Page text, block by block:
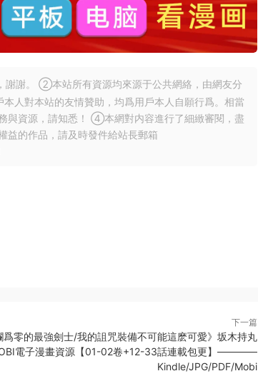
謝。 ②本站所有資源均來源于公共網絡，由網友分
人對本站的友情贊助，均爲用戶本人自願行爲。相當
與資源，請知悉！ ④本網對内容進行了細緻審閱，盡
益的作品，請及時發件給站長郵箱
下一篇
爲零的最強劍士/我的詛咒裝備不可能這麽可愛》坂木持丸
電子漫畫資源【01-02卷+12-33話連載包更】————
Kindle/JPG/PDF/Mobi